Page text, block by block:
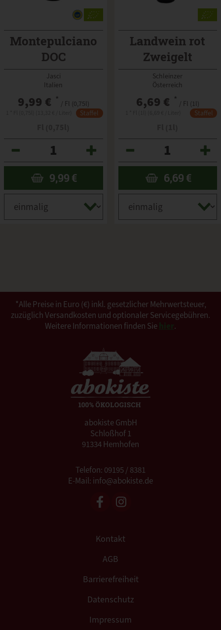
Montepulciano
DOC
Jasci
Italien
9,99 € * / Fl (0,75l)
Staffel
9,99 €
Landwein rot
Zweigelt
Schleinzer 1l
Schleinzer
Österreich
6,69 € * / Fl (1l)
Staffel
6,69 €
*Alle Preise in Euro (€) inkl. gesetzlicher Mehrwertsteuer,
zuzüglich Versandkosten und optionaler Servicegebühren.
Weitere Informationen finden Sie
.
abokiste GmbH
Schloßhof 1
91334 Hemhofen
Telefon: 09195 / 8381
E-Mail: info@abokiste.de
Kontakt
AGB
Barrierefreiheit
Datenschutz
Impressum